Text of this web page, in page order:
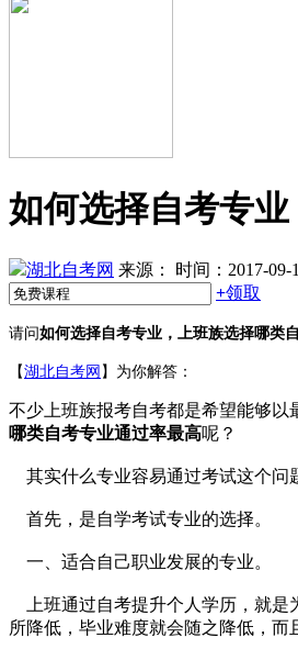
如何选择自考专
湖北自考网 来源：
时间：2017-09-
+领取
请问如何选择自考专业，上班族选择哪类
【湖北自考网 】为你解答：
不少上班族报考自考都是希望能够以
哪类自考专业通过率最高呢？
其实什么专业容易通过考试这个问
首先，是自学考试专业的选择。
一、适合自己职业发展的专业。
上班通过自考提升个人学历，就是
所降低，毕业难度就会随之降低，而